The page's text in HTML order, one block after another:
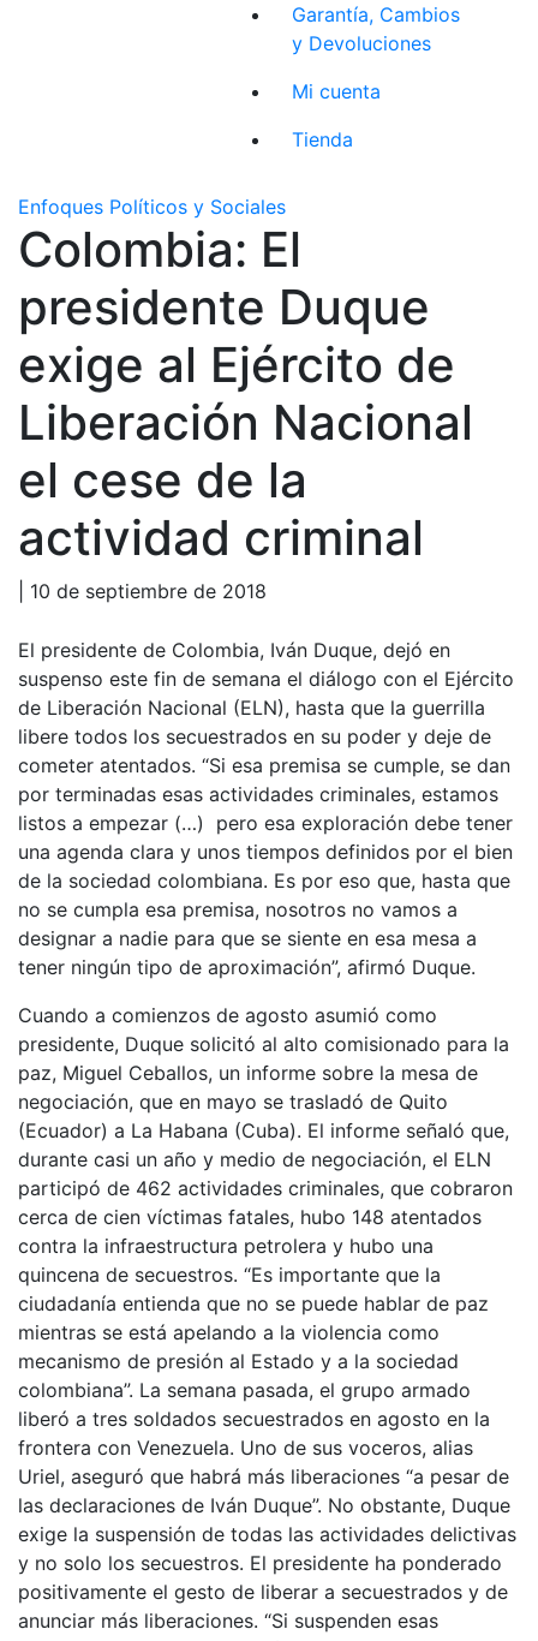
Garantía, Cambios
y Devoluciones
Mi cuenta
Tienda
Enfoques Políticos y Sociales
Colombia: El
presidente Duque
exige al Ejército de
Liberación Nacional
el cese de la
actividad criminal
| 10 de septiembre de 2018
El presidente de Colombia, Iván Duque, dejó en
suspenso este fin de semana el diálogo con el Ejército
de Liberación Nacional (ELN), hasta que la guerrilla
libere todos los secuestrados en su poder y deje de
cometer atentados. “Si esa premisa se cumple, se dan
por terminadas esas actividades criminales, estamos
listos a empezar (…) pero esa exploración debe tener
una agenda clara y unos tiempos definidos por el bien
de la sociedad colombiana. Es por eso que, hasta que
no se cumpla esa premisa, nosotros no vamos a
designar a nadie para que se siente en esa mesa a
tener ningún tipo de aproximación”, afirmó Duque.
Cuando a comienzos de agosto asumió como
presidente, Duque solicitó al alto comisionado para la
paz, Miguel Ceballos, un informe sobre la mesa de
negociación, que en mayo se trasladó de Quito
(Ecuador) a La Habana (Cuba). El informe señaló que,
durante casi un año y medio de negociación, el ELN
participó de 462 actividades criminales, que cobraron
cerca de cien víctimas fatales, hubo 148 atentados
contra la infraestructura petrolera y hubo una
quincena de secuestros. “Es importante que la
ciudadanía entienda que no se puede hablar de paz
mientras se está apelando a la violencia como
mecanismo de presión al Estado y a la sociedad
colombiana”. La semana pasada, el grupo armado
liberó a tres soldados secuestrados en agosto en la
frontera con Venezuela. Uno de sus voceros, alias
Uriel, aseguró que habrá más liberaciones “a pesar de
las declaraciones de Iván Duque”. No obstante, Duque
exige la suspensión de todas las actividades delictivas
y no solo los secuestros. El presidente ha ponderado
positivamente el gesto de liberar a secuestrados y de
anunciar más liberaciones. “Si suspenden esas